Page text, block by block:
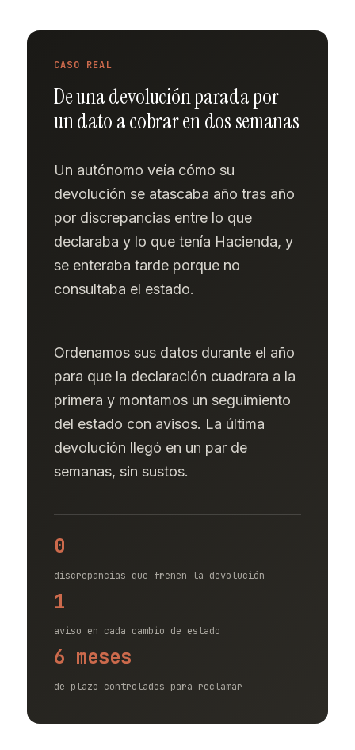
CASO REAL
De una devolución parada por
un dato a cobrar en dos semanas
Un autónomo veía cómo su
devolución se atascaba año tras año
por discrepancias entre lo que
declaraba y lo que tenía Hacienda, y
se enteraba tarde porque no
consultaba el estado.
Ordenamos sus datos durante el año
para que la declaración cuadrara a la
primera y montamos un seguimiento
del estado con avisos. La última
devolución llegó en un par de
semanas, sin sustos.
0
discrepancias que frenen la devolución
1
aviso en cada cambio de estado
6 meses
de plazo controlados para reclamar